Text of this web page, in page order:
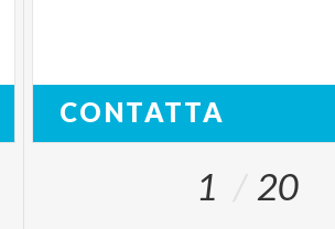
CONTATTA
1 20